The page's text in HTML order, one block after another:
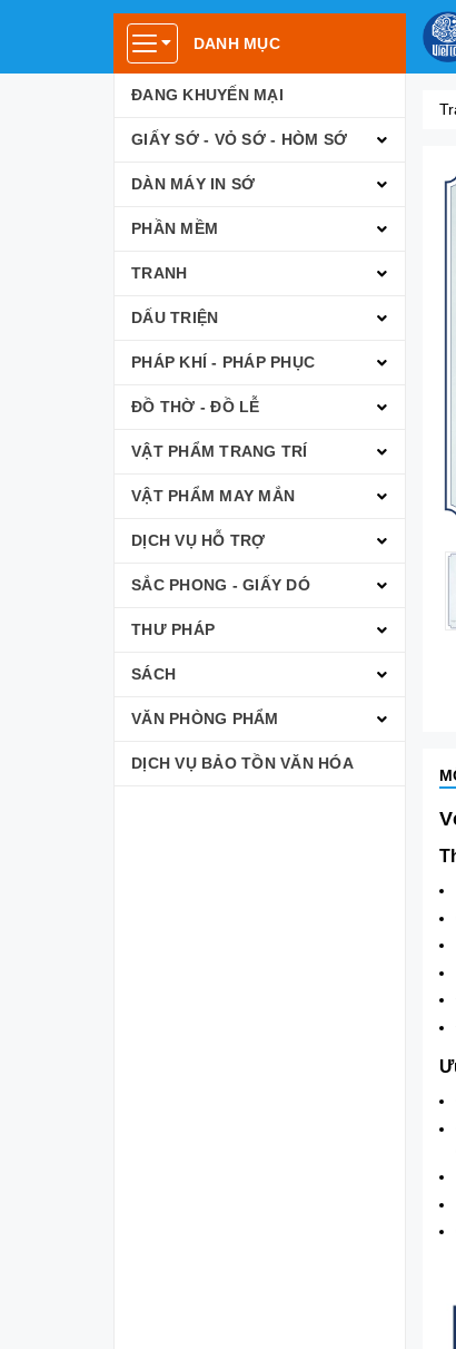
DANH MỤC
ĐANG KHUYẾN MẠI
GIẤY SỚ - VỎ SỚ - HÒM SỚ
DÀN MÁY IN SỚ
PHẦN MỀM
TRANH
DẤU TRIỆN
PHÁP KHÍ - PHÁP PHỤC
ĐỒ THỜ - ĐỒ LỄ
VẬT PHẨM TRANG TRÍ
VẬT PHẨM MAY MẮN
DỊCH VỤ HỖ TRỢ
SẮC PHONG - GIẤY DÓ
THƯ PHÁP
SÁCH
VĂN PHÒNG PHẨM
DỊCH VỤ BẢO TỒN VĂN HÓA